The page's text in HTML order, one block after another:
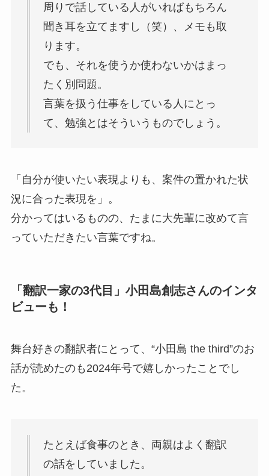
周りで話している人がいればもちろん
聞き耳を立てますし（笑）、メモも取
ります。
でも、それを使うか使わないかはまっ
たく別問題。
言葉を扱う仕事をしている人にとっ
て、勉強とはそういうものでしょう。
「自分が使いたい表現よりも、案件の置かれた状
況に合った表現を」。
分かってはいるものの、たまに大先輩に改めて言
っていただきたい言葉ですね。
「翻訳一家の3代目」小田島創志さんのインタ
ビューも！
舞台好きの翻訳者にとって、“小田島 the third”のお
話が読めたのも2024年号で嬉しかったことでし
た。
たとえば食事のとき、両親はよく翻訳
の話をしていました。